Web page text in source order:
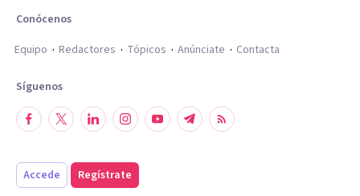
Conócenos
Equipo
Redactores Tópicos Anúnciate Contacta
Síguenos
Accede Regístrate